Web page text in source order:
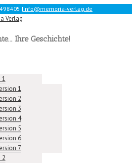
|info@memoria-verlag.de
Ihre Geschichte!
1
1
2
3
4
5
6
7
2